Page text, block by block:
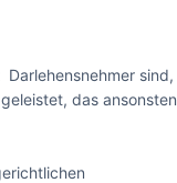
sind,
das ansonsten